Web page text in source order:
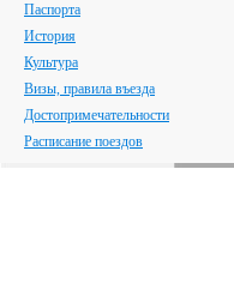
Паспорта
История
Культура
Визы, правила въезда
Достопримечательности
Расписание поездов